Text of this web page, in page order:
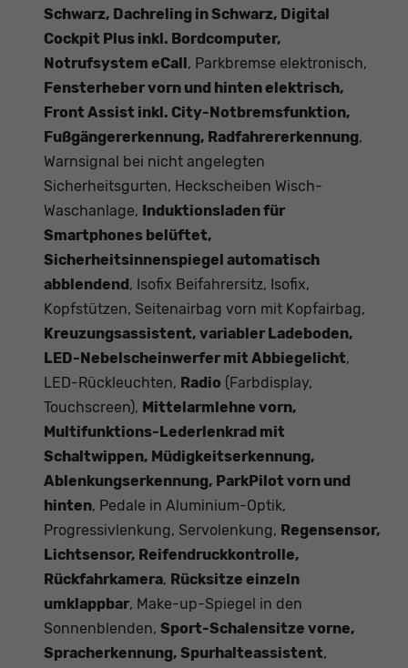
Schwarz, Dachreling in Schwarz, Digital
Cockpit Plus inkl. Bordcomputer,
Notrufsystem eCall , Parkbremse elektronisch,
Fensterheber vorn und hinten elektrisch,
Front Assist inkl. City-Notbremsfunktion,
Fußgängererkennung, Radfahrererkennung,
Warnsignal bei nicht angelegten
Sicherheitsgurten, Heckscheiben Wisch-
Waschanlage, Induktionsladen für
Smartphones belüftet,
Sicherheitsinnenspiegel automatisch
abblendend , Isofix Beifahrersitz, Isofix,
Kopfstützen, Seitenairbag vorn mit Kopfairbag,
Kreuzungsassistent, variabler Ladeboden,
LED-Nebelscheinwerfer mit Abbiegelicht,
LED-Rückleuchten, Radio (Farbdisplay,
Touchscreen), Mittelarmlehne vorn,
Multifunktions-Lederlenkrad mit
Schaltwippen, Müdigkeitserkennung,
Ablenkungserkennung, ParkPilot vorn und
hinten, Pedale in Aluminium-Optik,
Progressivlenkung, Servolenkung, Regensensor,
Lichtsensor, Reifendruckkontrolle,
Rückfahrkamera, Rücksitze einzeln
umklappbar, Make-up-Spiegel in den
Sonnenblenden, Sport-Schalensitze vorne,
Spracherkennung, Spurhalteassistent,